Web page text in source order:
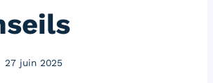
27 juin 2025